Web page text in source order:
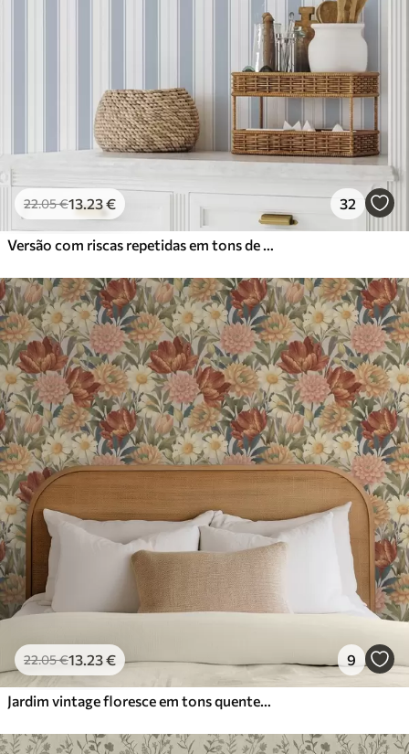
22.05€13.23€ 32
Versão com riscas repetidas em tons de cinzento-azul
22.05€13.23€ 9
Jardim vintage floresce em tons quentes de terracota e pêssego